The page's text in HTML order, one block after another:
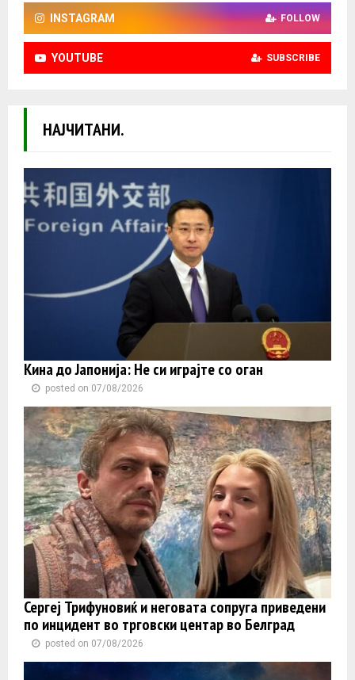
INSTAGRAM FOLLOW
YOUTUBE SUBSCRIBE
НАЈЧИТАНИ.
Кина до Јапонија: Не си играјте со оган
posted on 07/08/2026
Сергеј Трифуновиќ и неговата сопруга приведени
по инцидент во трговски центар во Белград
posted on 07/08/2026